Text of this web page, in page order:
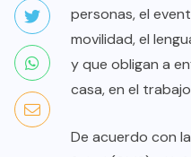
personas, el
movilidad, el
y que obligan a
casa, en el
De acuerdo con